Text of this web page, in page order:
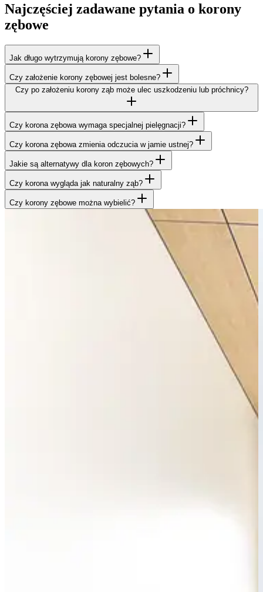
Najczęściej zadawane pytania o korony
zębowe
Jak długo wytrzymują korony zębowe?
Czy założenie korony zębowej jest bolesne?
Czy po założeniu korony ząb może ulec uszkodzeniu lub próchnicy?
Czy korona zębowa wymaga specjalnej pielęgnacji?
Czy korona zębowa zmienia odczucia w jamie ustnej?
Jakie są alternatywy dla koron zębowych?
Czy korona wygląda jak naturalny ząb?
Czy korony zębowe można wybielić?